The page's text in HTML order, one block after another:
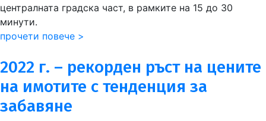
централната градска част, в рамките на 15 до 30
минути.
прочети повече >
2022 г. – рекорден ръст на цените
на имотите с тенденция за
забавяне